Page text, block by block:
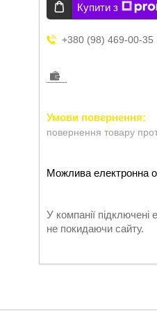
Купити з
+380 (98) 469-00-35
повернення товару
У компанії
не покидаючи сайту.